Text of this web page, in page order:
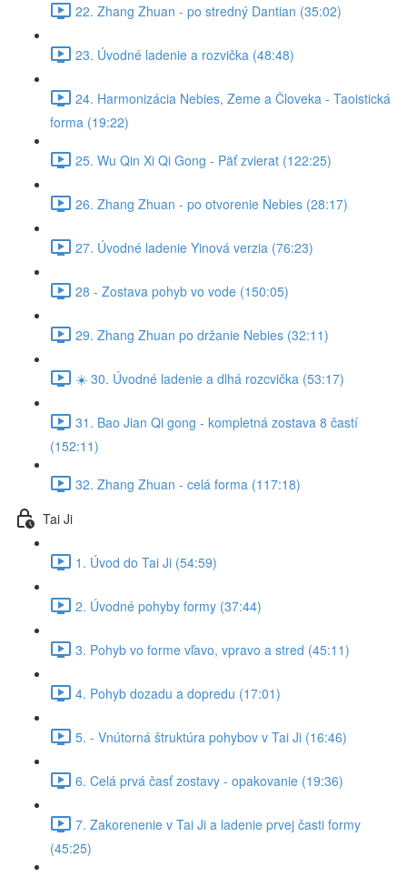
22. Zhang Zhuan - po stredný Dantian (35:02)
23. Úvodné ladenie a rozvička (48:48)
24. Harmonizácia Nebies, Zeme a Človeka - Taoistická
forma (19:22)
25. Wu Qin Xi Qi Gong - Päť zvierat (122:25)
26. Zhang Zhuan - po otvorenie Nebies (28:17)
27. Úvodné ladenie Yinová verzia (76:23)
28 - Zostava pohyb vo vode (150:05)
29. Zhang Zhuan po držanie Nebies (32:11)
☀️ 30. Úvodné ladenie a dlhá rozcvička (53:17)
31. Bao Jian Qi gong - kompletná zostava 8 častí
(152:11)
32. Zhang Zhuan - celá forma (117:18)
Tai Ji
1. Úvod do Tai Ji (54:59)
2. Úvodné pohyby formy (37:44)
3. Pohyb vo forme vľavo, vpravo a stred (45:11)
4. Pohyb dozadu a dopredu (17:01)
5. - Vnútorná štruktúra pohybov v Tai Ji (16:46)
6. Celá prvá časť zostavy - opakovanie (19:36)
7. Zakorenenie v Tai Ji a ladenie prvej časti formy
(45:25)